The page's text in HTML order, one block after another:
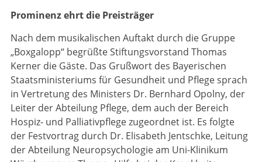
Prominenz ehrt die Preisträger
Nach dem musikalischen Auftakt durch die Gruppe
„Boxgalopp“ begrüßte Stiftungsvorstand Thomas
Kerner die Gäste. Das Grußwort des Bayerischen
Staatsministeriums für Gesundheit und Pflege sprach
in Vertretung des Ministers Dr. Bernhard Opolny, der
Leiter der Abteilung Pflege, dem auch der Bereich
Hospiz- und Palliativpflege zugeordnet ist. Es folgte
der Festvortrag durch Dr. Elisabeth Jentschke, Leitung
der Abteilung Neuropsychologie am Uni-Klinikum